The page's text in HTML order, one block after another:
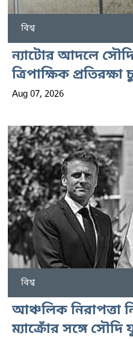
বিশ্ব
ন্যাটোর আদলে
ত্রিপাক্ষিক প্রতিরক্ষা
Aug 07, 2026
বিশ্ব
আঞ্চলিক নিরাপত্তা
ম্যাক্রোঁর সঙ্গে